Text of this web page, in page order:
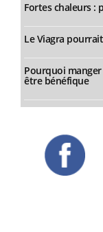
Fortes chaleurs :
Le Viagra
Pourquoi
être bénéfique